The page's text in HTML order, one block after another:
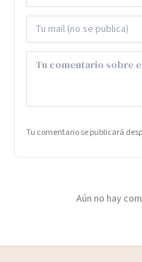
Tu comentario se publicará
Aún no hay